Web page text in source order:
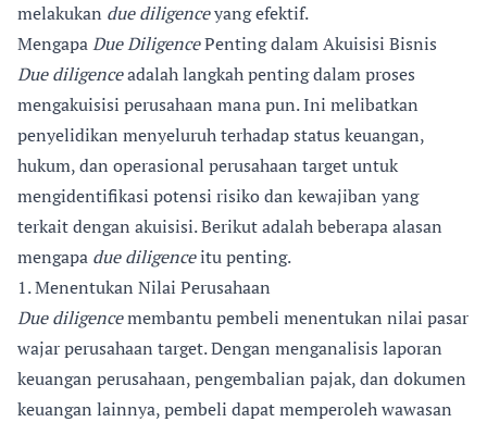
melakukan due diligenceyang efektif.
MengapaDue DiligencePenting dalam Akuisisi Bisnis
Due diligenceadalah langkah penting dalam proses
mengakuisisi perusahaan mana pun. Ini melibatkan
penyelidikan menyeluruh terhadap status keuangan,
hukum, dan operasional perusahaan target untuk
mengidentifikasi potensi risiko dan kewajiban yang
terkait dengan akuisisi. Berikut adalah beberapa alasan
mengapa due diligenceitu penting.
1. Menentukan Nilai Perusahaan
Due diligencemembantu pembeli menentukan nilai pasar
wajar perusahaan target. Dengan menganalisis laporan
keuangan perusahaan, pengembalian pajak, dan dokumen
keuangan lainnya, pembeli dapat memperoleh wawasan